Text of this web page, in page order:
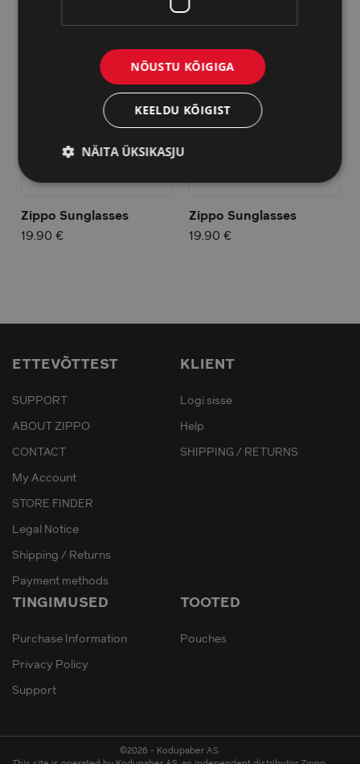
Zippo Sunglasses
19.90 €
Zippo Sunglasses
19.90 €
ETTEVÕTTEST
SUPPORT
ABOUT ZIPPO
CONTACT
My Account
STORE FINDER
Legal Notice
Shipping / Returns
Payment methods
KLIENT
Logi sisse
Help
SHIPPING / RETURNS
TINGIMUSED
Purchase Information
Privacy Policy
Support
TOOTED
Pouches
©2026 - Kodupaber AS
NÕUSTU KÕIGIGA
KEELDU KÕIGIST
NÄITA ÜKSIKASJU